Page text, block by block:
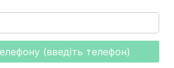
(введіть телефон)